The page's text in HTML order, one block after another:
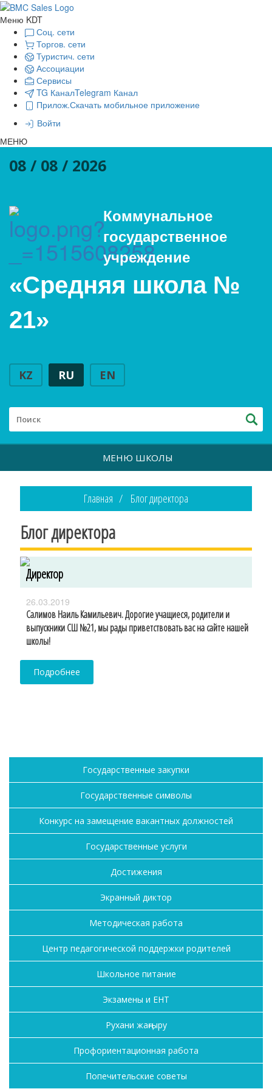
Меню KDT
Соц. сети
Торгов. сети
Туристич. сети
Ассоциации
Сервисы
TG КаналTelegram Канал
Прилож.Скачать мобильное приложение
Войти
МЕНЮ
08 / 08 / 2026
Коммунальное
государственное
учреждение
«Средняя школа №
21»
KZ RU EN
МЕНЮ ШКОЛЫ
Главная Блог директора
Блог директора
Директор
26.03.2019
Салимов Наиль Камильевич. Дорогие учащиеся, родители и
выпускники СШ №21, мы рады приветствовать вас на сайте нашей
школы!
Подробнее
Государственные закупки
Государственные символы
Конкурс на замещение вакантных должностей
Государственные услуги
Достижения
Экранный диктор
Методическая работа
Центр педагогической поддержки родителей
Школьное питание
Экзамены и ЕНТ
Рухани жаңғыру
Профориентационная работа
Попечительские советы